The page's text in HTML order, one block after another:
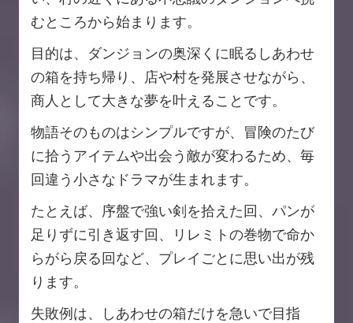
むところから始まります。
目的は、ダンジョンの奥深くに眠るしあわせ
の箱を持ち帰り、店や村を発展させながら、
商人として大きな夢を叶えることです。
物語そのものはシンプルですが、冒険のたび
に拾うアイテムや出会う敵が変わるため、毎
回違う小さなドラマが生まれます。
たとえば、序盤で強い剣を拾えた回、パンが
足りずに引き返す回、リレミトの巻物で命か
らがら戻る回など、プレイごとに思い出が残
ります。
失敗例は、しあわせの箱だけを急いで目指